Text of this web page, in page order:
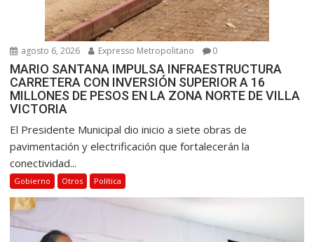
agosto 6, 2026 Expresso Metropolitano 0
MARIO SANTANA IMPULSA INFRAESTRUCTURA
CARRETERA CON INVERSIÓN SUPERIOR A 16
MILLONES DE PESOS EN LA ZONA NORTE DE VILLA
VICTORIA
El Presidente Municipal dio inicio a siete obras de
pavimentación y electrificación que fortalecerán la
conectividad...
Gobierno Otros Política